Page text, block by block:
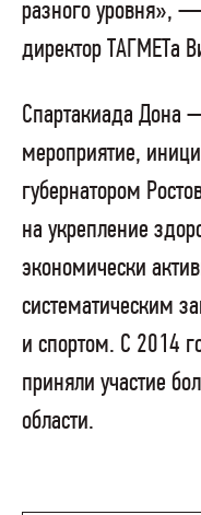
разного уровня»,
директор ТАГМЕТа
Спартакиада Дона
мероприятие,
губернатором
на укрепление
экономически
систематическим
и спортом. С 2014
приняли участие
области.